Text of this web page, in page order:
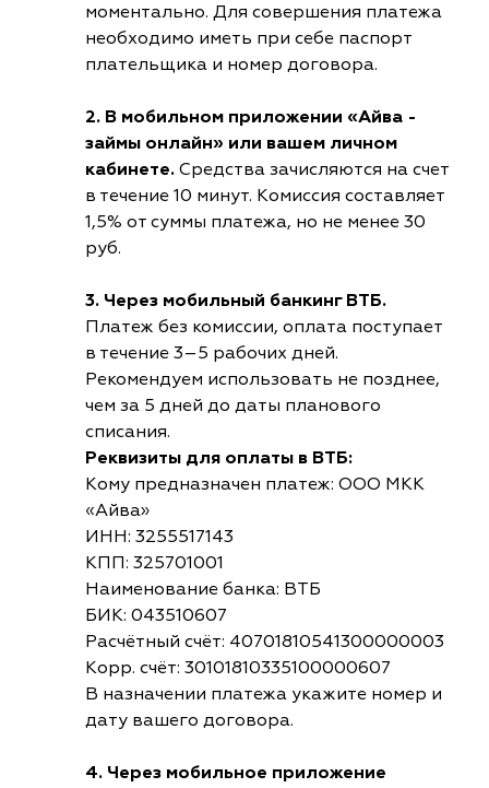
моментально. Для совершения платежа
необходимо иметь при себе паспорт
плательщика и номер договора.
2. В мобильном приложении «Айва -
займы онлайн» или вашем личном
кабинете. Средства зачисляются на счет
в течение 10 минут. Комиссия составляет
1,5% от суммы платежа, но не менее 30
руб.
3. Через мобильный банкинг ВТБ.
Платеж без комиссии, оплата поступает
в течение 3–5 рабочих дней.
Рекомендуем использовать не позднее,
чем за 5 дней до даты планового
списания.
Реквизиты для оплаты в ВТБ:
Кому предназначен платеж: ООО МКК
«Айва»
ИНН: 3255517143
КПП: 325701001
Наименование банка: ВТБ
БИК: 043510607
Расчётный счёт: 40701810541300000003
Корр. счёт: 30101810335100000607
В назначении платежа укажите номер и
дату вашего договора.
4. Через мобильное приложение